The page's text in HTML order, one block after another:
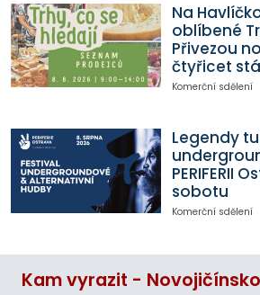
Na
oblíbené
Přivezou
čtyřicet
Komerční sdělení
Legendy
PERIFERII
sobotu
Komerční sdělení
Kam vyrazit - Novojičínsko